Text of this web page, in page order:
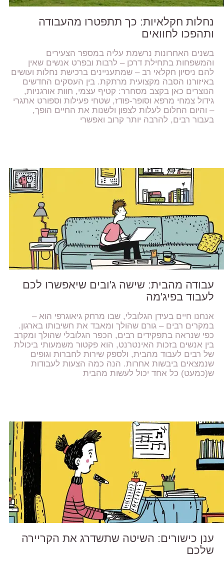
נחלות חקלאיות: כך תתפטרו מהעבודה
ותהפכו לחוואים
בשנים האחרונות נרשמת עליה במספר הצעירים
והמשפחות בתחילת דרכן – לרבות ובפרט אנשים שאין
להם ניסיון חקלאי רב – שמתעניינים ברכישת נחלות ועושים
באיזורנו הסבה מקצועית מרתקת. בין העסקים החדשים
הנוצרים כאן בקצב מסחרר: קטיף עצמי, חוות אורגניות,
גידול צמחי מרפא וסופר-פודז, שטחי פעילות וספורט אתגרי
– והיום החלום לעלות לצפון ולשנות את החיים הופך,
בעבור רבים, להרבה יותר קרוב ואפשרי
עבודה מהבית: שישה ג'ובים שיאפשרו לכם
לעבוד בפיג'מה
אנחנו חיים בעידן הגלובלי, שבו מרחק גיאוגרפי הוא –
במקרים רבים – גורם שהולך ומאבד את חשיבותו בארגון.
כפי שנראה בתפקידים רבים, הכפר הגלובלי שהולך ומקרב
בין אנשים בזכות האינטרנט, הוא פקטור משמעותי ביכולת
של רבים לעבוד מהבית, ולספק שירות לחברות וגופים
שנמצאים ביבשות אחרות. הנה כמה הצעות לעבודות
ש(כמעט) כל אחד יכול לעשות מהבית
ענן כישורים: השיטה שתשדרג את הקריירה
שלכם